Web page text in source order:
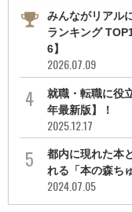
みんながリアル
ランキング
6】
2026.07.09
就職・転職に役
年最新版】！
2025.12.17
都内に現れた本
れる「本の森ち
2024.07.05